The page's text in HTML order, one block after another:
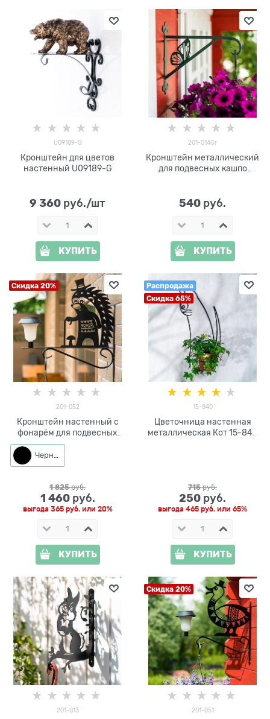
U09189-G
Кронштейн для цветов
настенный U09189-G
9 360 руб./шт
КУПИТЬ
201-014Gr
Кронштейн металлический
для подвесных кашпо
540 руб.
КУПИТЬ
Скидка 20%
201-052
Кронштейн настенный с
фонарём для подвесных
кашпо 201-052
Черный
1 825 руб.
1 460 руб.
выгода 365 руб.или 20%
КУПИТЬ
Распродажа
Скидка 65%
15-840
Цветочница настенная
металлическая Кот 15-840
715 руб.
250 руб.
выгода 465 руб. или 65%
КУПИТЬ
201-013
Скидка 20%
201-051